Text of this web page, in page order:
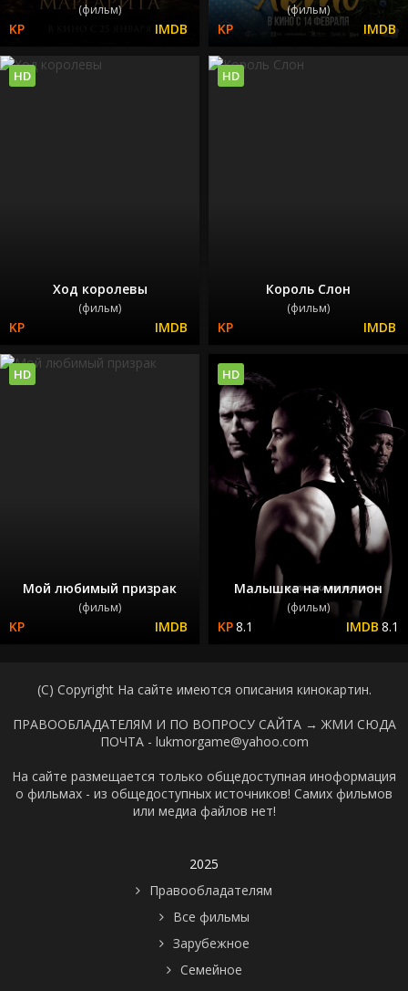
(фильм) (фильм)
Ход королевы
(фильм)
HD
Король Слон
(фильм)
HD
Мой любимый призрак
(фильм)
HD
Малышка на миллион
(фильм)
8.1 8.1
HD
(C) Copyright На сайте имеются описания кинокартин.
ПРАВООБЛАДАТЕЛЯМ И ПО ВОПРОСУ САЙТА → ЖМИ СЮДА
ПОЧТА - lukmorgame@yahoo.com
На сайте размещается только общедоступная иноформация
о фильмах - из общедоступных источников! Самих фильмов
или медиа файлов нет!
2025
Правообладателям
Все фильмы
Зарубежное
Семейное